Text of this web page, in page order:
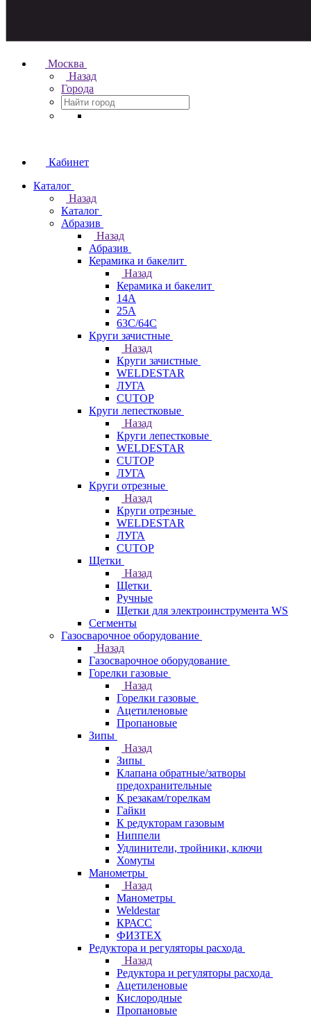
Москва
Назад
Города
Кабинет
Каталог
Назад
Каталог
Абразив
Назад
Абразив
Керамика и бакелит
Назад
Керамика и бакелит
14А
25А
63С/64С
Круги зачистные
Назад
Круги зачистные
WELDESTAR
ЛУГА
CUTOP
Круги лепестковые
Назад
Круги лепестковые
WELDESTAR
CUTOP
ЛУГА
Круги отрезные
Назад
Круги отрезные
WELDESTAR
ЛУГА
CUTOP
Щетки
Назад
Щетки
Ручные
Щетки для электроинструмента WS
Сегменты
Газосварочное оборудование
Назад
Газосварочное оборудование
Горелки газовые
Назад
Горелки газовые
Ацетиленовые
Пропановые
Зипы
Назад
Зипы
Клапана обратные/затворы
предохранительные
К резакам/горелкам
Гайки
К редукторам газовым
Ниппели
Удлинители, тройники, ключи
Хомуты
Манометры
Назад
Манометры
Weldestar
КРАСС
ФИЗТЕХ
Редуктора и регуляторы расхода
Назад
Редуктора и регуляторы расхода
Ацетиленовые
Кислородные
Пропановые